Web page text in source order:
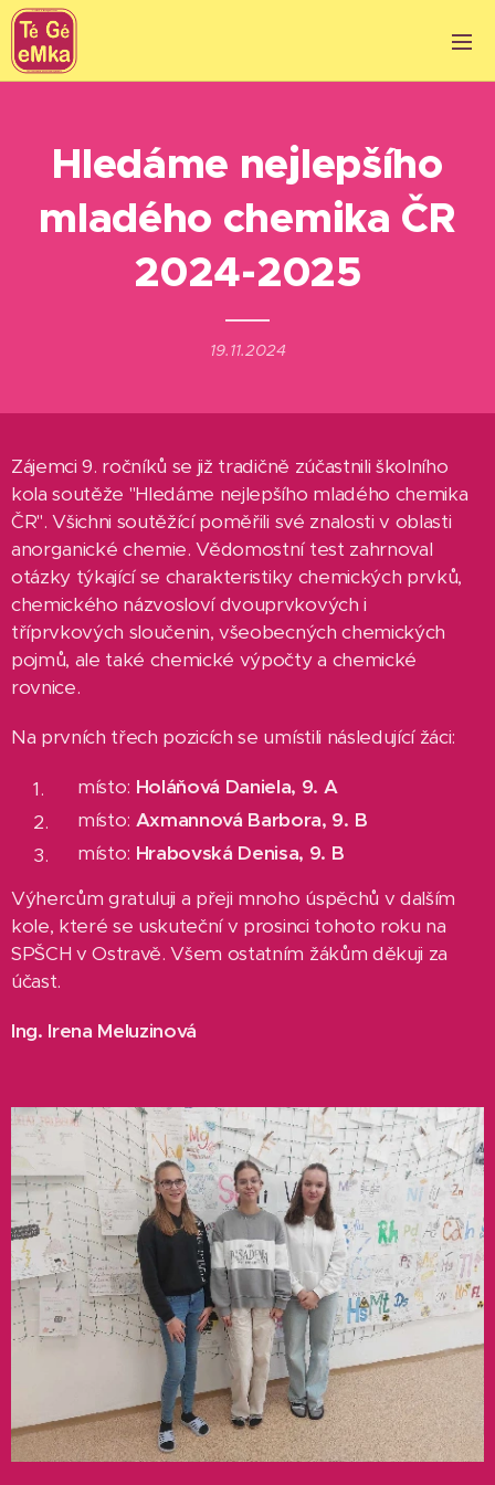
Hledáme nejlepšího
mladého chemika ČR
2024-2025
19.11.2024
Zájemci 9. ročníků se již tradičně zúčastnili školního
kola soutěže "Hledáme nejlepšího mladého chemika
ČR". Všichni soutěžící poměřili své znalosti v oblasti
anorganické chemie. Vědomostní test zahrnoval
otázky týkající se charakteristiky chemických prvků,
chemického názvosloví dvouprvkových i
tříprvkových sloučenin, všeobecných chemických
pojmů, ale také chemické výpočty a chemické
rovnice.
Na prvních třech pozicích se umístili následující žáci:
místo: Holáňová Daniela, 9. A
místo: Axmannová Barbora, 9. B
místo: Hrabovská Denisa, 9. B
Výhercům gratuluji a přeji mnoho úspěchů v dalším
kole, které se uskuteční v prosinci tohoto roku na
SPŠCH v Ostravě. Všem ostatním žákům děkuji za
účast.
Ing. Irena Meluzinová